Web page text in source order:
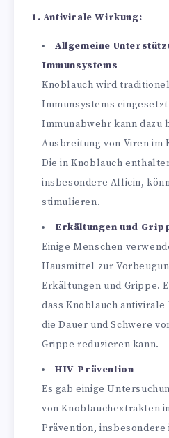
1. Antivirale Wirkung:
Allgemeine
Immunsystems
Knoblauch wird
Immunsystems
Immunabwehr kann dazu
Ausbreitung von Viren im
Die in Knoblauch
insbesondere Allicin,
stimulieren.
Erkältungen und
Einige Menschen
Hausmittel zur
Erkältungen und Grippe.
dass Knoblauch antivirale
die Dauer und Schwere
Grippe reduzieren kann.
HIV-Prävention
Es gab einige
von Knoblauchextrakten
Prävention, insbesondere